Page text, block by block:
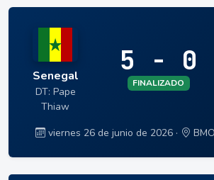
Senegal
DT: Pape
Thiaw
5 - 0
FINALIZADO
viernes 26 de junio de 2026 ·